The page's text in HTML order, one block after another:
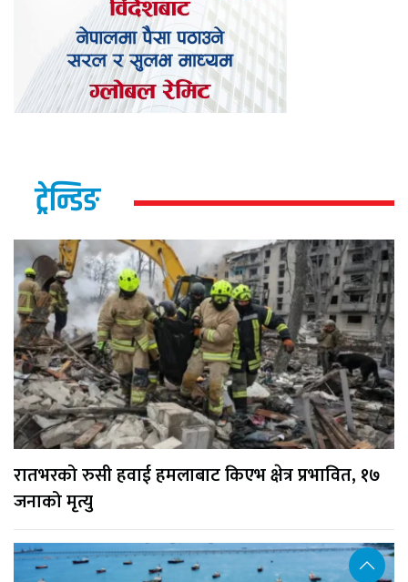
ट्रेन्डिङ
रातभरको रुसी हवाई हमलाबाट किएभ क्षेत्र प्रभावित, १७
जनाको मृत्यु